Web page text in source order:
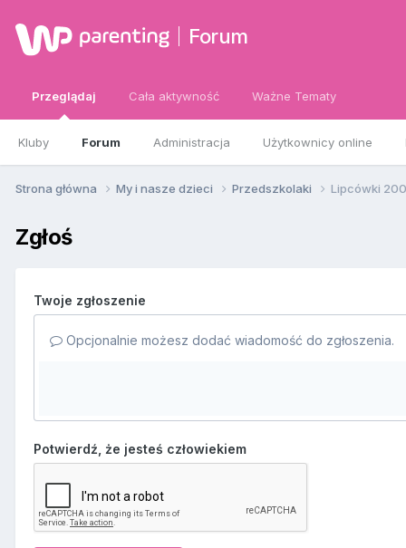
Forum
Przeglądaj
Kluby Forum Administracja Użytkownicy online
Cała aktywność Ważne Tematy
Strona główna My i nasze dzieci Przedszkolaki Lipcówki
Zgłoś
Twoje zgłoszenie
Opcjonalnie możesz dodać wiadomość do zgłoszenia.
Potwierdź, że jesteś człowiekiem